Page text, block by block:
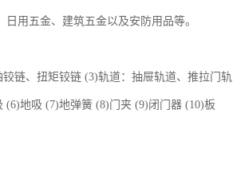
用五金、建筑五金以及安防用品等。
链、扭矩铰链 (3)轨道：抽屉轨道、推拉门轨
地吸 (7)地弹簧 (8)门夹 (9)闭门器 (10)板